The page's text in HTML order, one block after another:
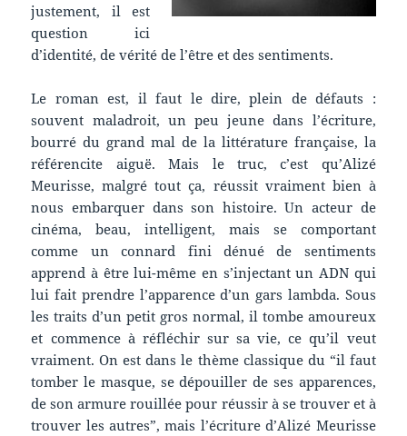
justement, il est
question ici
d’identité, de vérité de l’être et des sentiments.
Le roman est, il faut le dire, plein de défauts :
souvent maladroit, un peu jeune dans l’écriture,
bourré du grand mal de la littérature française, la
référencite aiguë. Mais le truc, c’est qu’Alizé
Meurisse, malgré tout ça, réussit vraiment bien à
nous embarquer dans son histoire.Un acteur de
cinéma, beau, intelligent, mais se comportant
comme un connard fini dénué de sentiments
apprend à être lui-même en s’injectant un ADN qui
lui fait prendre l’apparence d’un gars lambda. Sous
les traits d’un petit gros normal, il tombe amoureux
et commence à réfléchir sur sa vie, ce qu’il veut
vraiment. On est dans le thème classique du “il faut
tomber le masque, se dépouiller de ses apparences,
de son armure rouillée pour réussir à se trouver et à
trouver les autres”, mais l’écriture d’Alizé Meurisse